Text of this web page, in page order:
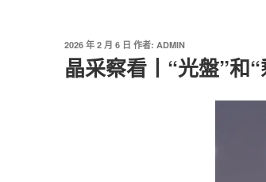
發
佈
於
2026 年 2 月 6 日 作者: ADMIN
晶采察看丨“光盤”和